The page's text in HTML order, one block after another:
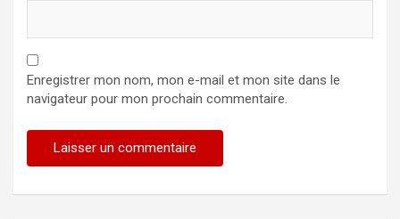
Enregistrer mon nom, mon e-mail et mon site dans le
navigateur pour mon prochain commentaire.